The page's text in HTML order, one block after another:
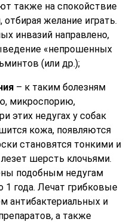
также на спокойствие
отбирая желание играть.
инвазий направлено,
«непрошенных
(или др.);
– к таким болезням
микроспорию,
этих недугах у собак
кожа, появляются
становятся тонкими и
шерсть клочьями.
подобным недугам
1 года. Лечат грибковые
антибактериальных и
а также